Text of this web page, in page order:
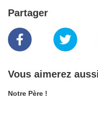
Partager
Vous aimerez
Notre Père !